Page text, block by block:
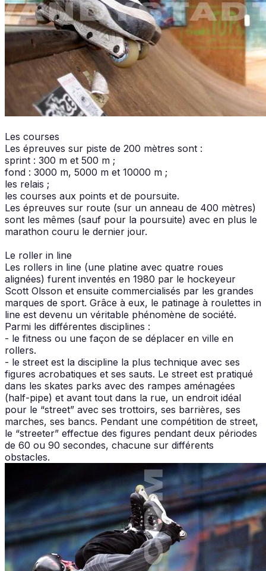
Les courses
Les épreuves sur piste de 200 mètres sont :
sprint : 300 m et 500 m ;
fond : 3000 m, 5000 m et 10000 m ;
les relais ;
les courses aux points et de poursuite.
Les épreuves sur route (sur un anneau de 400 mètres)
sont les mêmes (sauf pour la poursuite) avec en plus le
marathon couru le dernier jour.
Le roller in line
Les rollers in line (une platine avec quatre roues
alignées) furent inventés en 1980 par le hockeyeur
Scott Olsson et ensuite commercialisés par les grandes
marques de sport. Grâce à eux, le patinage à roulettes in
line est devenu un véritable phénomène de société.
Parmi les différentes disciplines :
- le fitness ou une façon de se déplacer en ville en
rollers.
- le street est la discipline la plus technique avec ses
figures acrobatiques et ses sauts. Le street est pratiqué
dans les skates parks avec des rampes aménagées
(half-pipe) et avant tout dans la rue, un endroit idéal
pour le “street” avec ses trottoirs, ses barrières, ses
marches, ses bancs. Pendant une compétition de street,
le “streeter” effectue des figures pendant deux périodes
de 60 ou 90 secondes, chacune sur différents
obstacles.